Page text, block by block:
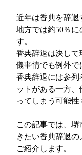
近年は香典を辞退
地方では約50％に
す。
香典辞退は決して
儀事情でも例外で
香典辞退には参列
ットがある一方
ってしまう可能性
この記事では、
きたい香典辞退
ご紹介します。